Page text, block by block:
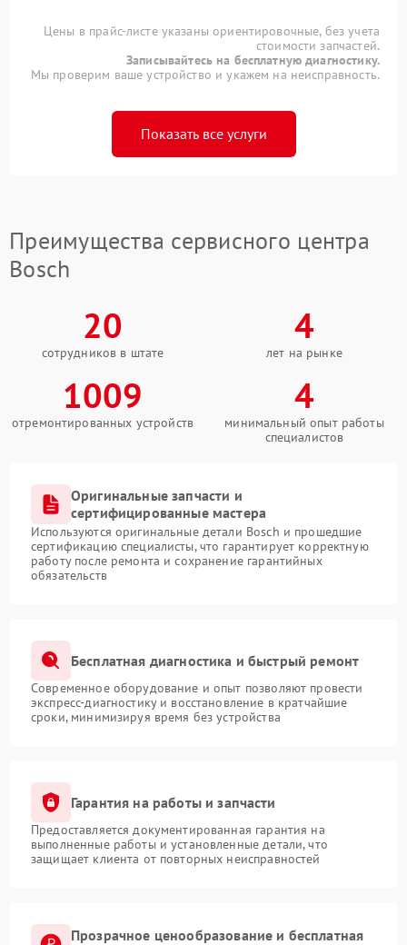
Цены в прайс-листе указаны ориентировочные, без учета
стоимости запчастей.
Записывайтесь на бесплатную диагностику.
Мы проверим ваше устройство и укажем на неисправность.
Показать все услуги
Преимущества сервисного центра
Bosch
20
сотрудников в штате
4
лет на рынке
1009
отремонтированных устройств
4
минимальный опыт работы
специалистов
Оригинальные запчасти и
сертифицированные мастера
Используются оригинальные детали Bosch и прошедшие
сертификацию специалисты, что гарантирует корректную
работу после ремонта и сохранение гарантийных
обязательств
Бесплатная диагностика и быстрый ремонт
Современное оборудование и опыт позволяют провести
экспресс-диагностику и восстановление в кратчайшие
сроки, минимизируя время без устройства
Гарантия на работы и запчасти
Предоставляется документированная гарантия на
выполненные работы и установленные детали, что
защищает клиента от повторных неисправностей
Прозрачное ценообразование и бесплатная